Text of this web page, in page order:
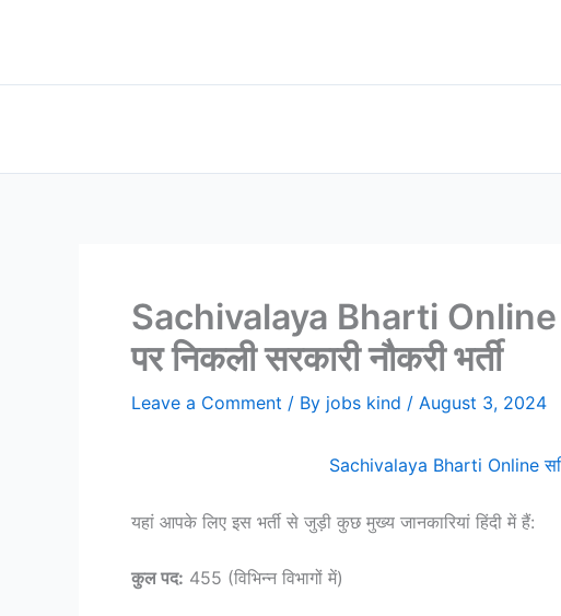
Sachivalaya Bharti Online
पर निकली सरकारी नौकरी भर्ती
Leave a Comment / By jobs kind / August 3, 2024
Sachivalaya Bharti Online
यहां आपके लिए इस भर्ती से जुड़ी कुछ मुख्य जानकारियां हिंदी में हैं:
कुल पद: 455 (विभिन्न विभागों में)